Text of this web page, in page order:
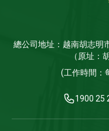
總公司地址：越南胡志明
（原址：
(工作時間：
1900 25